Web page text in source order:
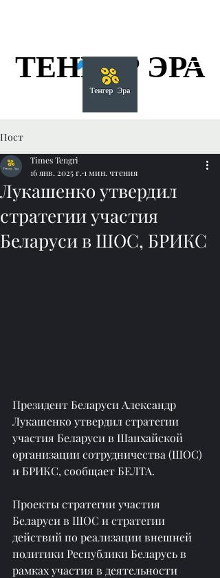
ТЕНГЕР ЭРА
ТЕНГЕР ЭРА
Пост
Лукашенко утвердил
стратегии участия
Беларуси в ШОС, БРИКС
Times Tengri
16 янв. 2025 г. 1 мин. чтения
Президент Беларуси Александр
Лукашенко утвердил стратегии
участия Беларуси в Шанхайской
организации сотрудничества (ШОС)
и БРИКС, сообщает БЕЛТА.
Проекты стратегии участия
Беларуси в ШОС и стратегии
действий по реализации внешней
политики Республики Беларусь в
рамках участия в деятельности